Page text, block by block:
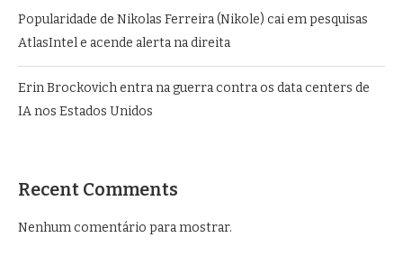
Popularidade de Nikolas Ferreira (Nikole) cai em pesquisas
AtlasIntel e acende alerta na direita
Erin Brockovich entra na guerra contra os data centers de
IA nos Estados Unidos
Recent Comments
Nenhum comentário para mostrar.